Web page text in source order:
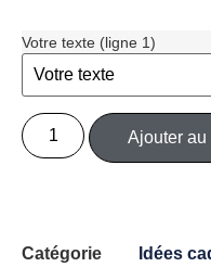
Votre texte (ligne 1)
Ajouter au
Catégorie Idées